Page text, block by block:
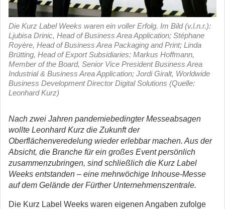
Die Kurz Label Weeks waren ein voller Erfolg. Im Bild (v.l.n.r.):
Ljubisa Drinic, Head of Business Area Application; Stéphane
Royère, Head of Business Area Packaging and Print; Linda
Brütting, Head of Export Subsidiaries; Markus Hoffmann,
Member of the Board, Senior Vice President Business Area
Industrial & Business Area Application; Jordi Giralt, Worldwide
Business Development Director Digital Solutions (Quelle:
Leonhard Kurz)
Nach zwei Jahren pandemiebedingter Messeabsagen
wollte Leonhard Kurz die Zukunft der
Oberflächenveredelung wieder erlebbar machen. Aus der
Absicht, die Branche für ein großes Event persönlich
zusammenzubringen, sind schließlich die Kurz Label
Weeks entstanden – eine mehrwöchige Inhouse-Messe
auf dem Gelände der Fürther Unternehmenszentrale.
Die Kurz Label Weeks waren eigenen Angaben zufolge